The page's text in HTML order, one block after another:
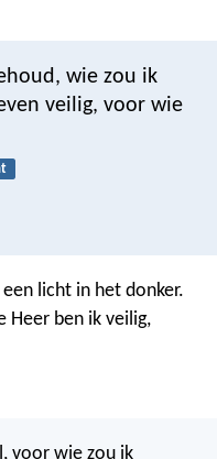
wie zou ik
veilig, voor wie
een licht in het donker.
Heer ben ik veilig,
voor wie zou ik